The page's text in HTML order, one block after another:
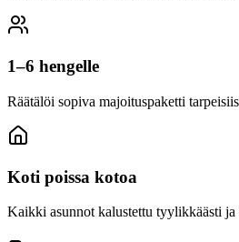
1–6 hengelle
Räätälöi sopiva majoituspaketti
Koti poissa kotoa
Kaikki asunnot kalustettu tyylikkäästi ja